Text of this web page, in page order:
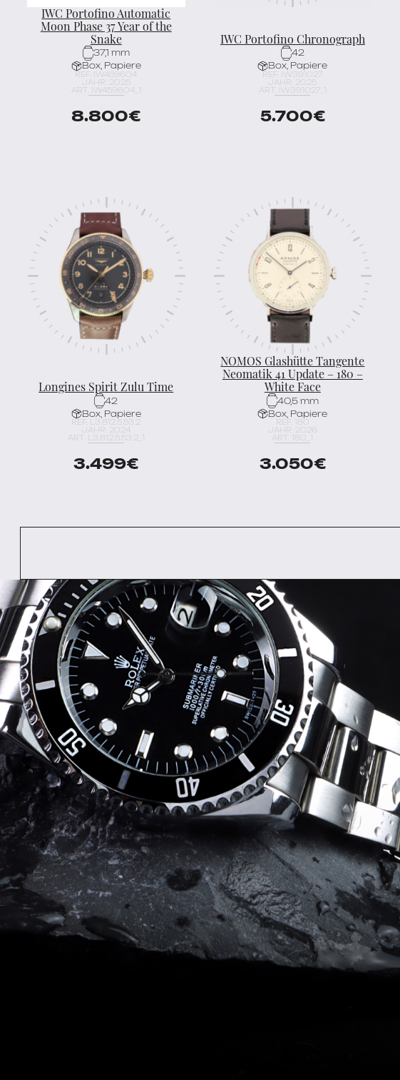
IWC Portofino Automatic
Moon Phase 37 Year of the
Snake
37,1 mm
Box, Papiere
REF. IW459604
JAHR: 2025
ART. IW459604_1
8.800€
IWC Portofino Chronograph
42
Box, Papiere
REF. IW391027
JAHR: 2025
ART. IW391027_1
5.700€
Longines Spirit Zulu Time
42
Box, Papiere
REF. L3.812.5.53.2
JAHR: 2024
ART. L3.812.5.53.2_1
3.499€
NOMOS Glashütte Tangente
Neomatik 41 Update – 180 –
White Face
40,5 mm
Box, Papiere
REF. 180
JAHR: 2026
ART. 180_1
3.050€